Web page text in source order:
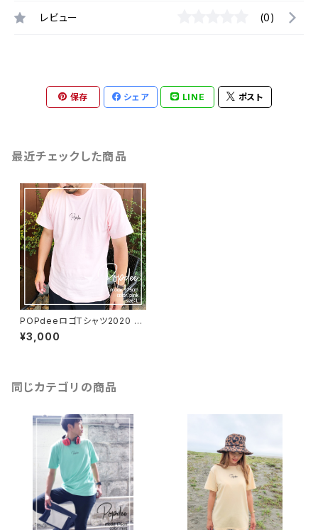
レビュー (0)
保存 シェア LINE ポスト
最近チェックした商品
POPdeeロゴTシャツ2020 ラ
イトピンク
¥3,000
同じカテゴリの商品